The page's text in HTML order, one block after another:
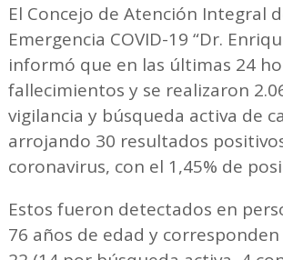
El Concejo de Atención Integral
Emergencia COVID-19 “Dr.
informó que en las últimas 24
fallecimientos y se realizaron
vigilancia y búsqueda activa de
arrojando 30 resultados
coronavirus, con el 1,45% de
Estos fueron detectados en
76 años de edad y corresponden